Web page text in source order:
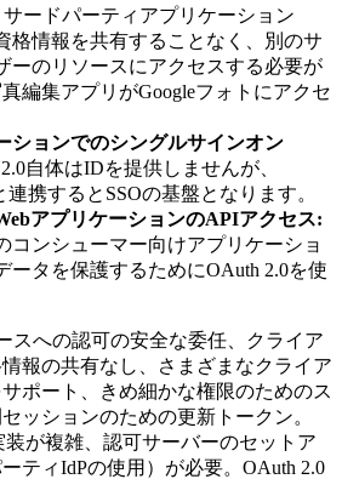
サードパーティアプリケーション
格情報を共有することなく、別のサ
ーのリソースにアクセスする必要が
編集アプリがGoogleフォトにアクセ
ションでのシングルサインオン
自体はIDを提供しませんが、
連携するとSSOの基盤となります。
アプリケーションのAPIアクセス:
コンシューマー向けアプリケーショ
ータを保護するためにOAuth 2.0を使
スへの認可の安全な委任、クライア
報の共有なし、さまざまなクライア
ポート、きめ細かな権限のためのス
ッションのための更新トークン。
が複雑、認可サーバーのセットア
ティIdPの使用）が必要。OAuth 2.0